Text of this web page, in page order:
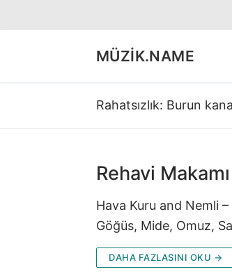
atla
MÜZIK.NAME
Rahatsızlık: Burun
Rehavi Makamı
Hava Kuru and Nemli
Göğüs, Mide, Omuz,
DAHA FAZLASINI OKU →